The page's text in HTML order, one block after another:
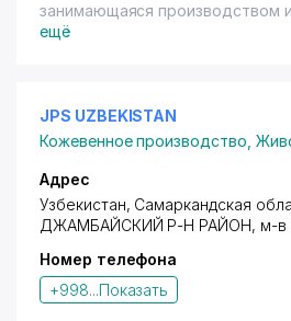
занимающаяся производством
предприятий РУз спецодеждой,
оборудованием
жизнедеятельности человека.
ещё
JPS UZBEKISTAN
Кожевенное производство
Адрес
Узбекистан, Самаркандская
ДЖАМБАЙСКИЙ Р-Н РАЙОН, м-
Номер телефона
+998...Показать